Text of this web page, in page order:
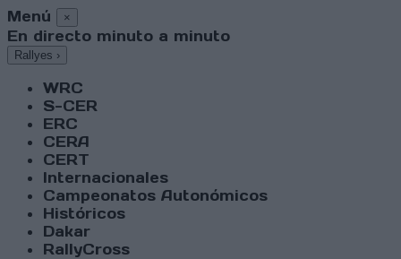
Menú ×
En directo minuto a minuto
Rallyes ›
WRC
S-CER
ERC
CERA
CERT
Internacionales
Campeonatos Autonómicos
Históricos
Dakar
RallyCross